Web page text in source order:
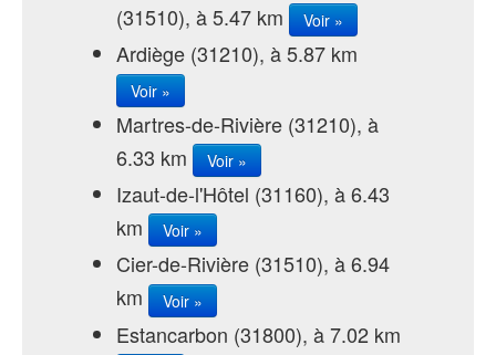
(31510), à 5.47 km
Voir »
Ardiège (31210), à 5.87 km
Voir »
Martres-de-Rivière (31210), à
6.33 km
Voir »
Izaut-de-l'Hôtel (31160), à 6.43
km
Voir »
Cier-de-Rivière (31510), à 6.94
km
Voir »
Estancarbon (31800), à 7.02 km